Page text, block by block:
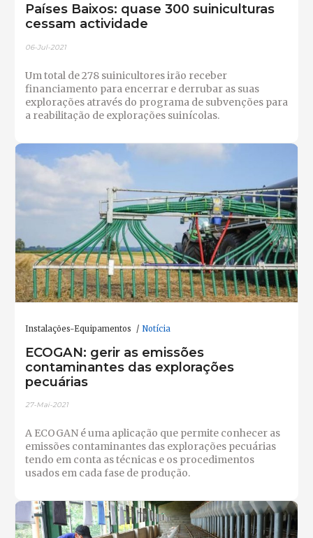
Países Baixos: quase 300 suiniculturas
cessam actividade
06-Jul-2021
Um total de 278 suinicultores irão receber
financiamento para encerrar e derrubar as suas
explorações através do programa de subvenções para
a reabilitação de explorações suinícolas.
Instalações-Equipamentos Notícia
ECOGAN: gerir as emissões
contaminantes das explorações
pecuárias
27-Mai-2021
A ECOGAN é uma aplicação que permite conhecer as
emissões contaminantes das explorações pecuárias
tendo em conta as técnicas e os procedimentos
usados em cada fase de produção.